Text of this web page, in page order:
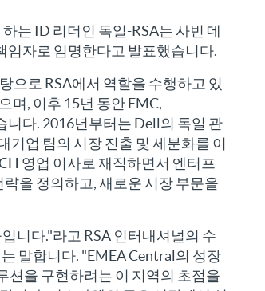
는 ID 리더인 독일-RSA는 사빈 데
임자로 임명한다고 발표했습니다.
으로 RSA에서 역할을 수행하고 있
며, 이후 15년 동안 EMC,
다. 2016년부터는 Dell의 독일 관
기업 팀의 시장 진출 및 세분화를 이
영업 이사로 재직하면서 엔터프
을 정의하고, 새로운 시장 부문을
니다."라고 RSA 인터내셔널의 수
말합니다. "EMEA Central의 성장
션을 구현하려는 이 지역의 초점을